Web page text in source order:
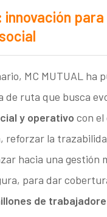
innovación para
MC MUTUAL ha
de ruta que busca
y operativo con el
reforzar la
hacia una gestión
para dar
de